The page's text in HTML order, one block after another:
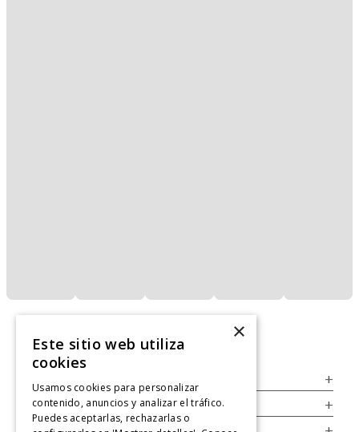
+
Legal +
×
Este sitio web utiliza
cookies
Usamos cookies para personalizar
contenido, anuncios y analizar el tráfico.
Puedes aceptarlas, rechazarlas o